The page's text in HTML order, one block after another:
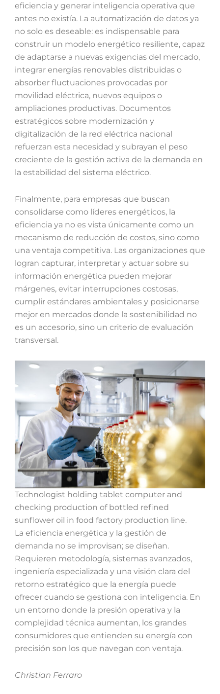
eficiencia y generar inteligencia operativa que
antes no existía. La automatización de datos ya
no solo es deseable: es indispensable para
construir un modelo energético resiliente, capaz
de adaptarse a nuevas exigencias del mercado,
integrar energías renovables distribuidas o
absorber fluctuaciones provocadas por
movilidad eléctrica, nuevos equipos o
ampliaciones productivas. Documentos
estratégicos sobre modernización y
digitalización de la red eléctrica nacional
refuerzan esta necesidad y subrayan el peso
creciente de la gestión activa de la demanda en
la estabilidad del sistema eléctrico.
Finalmente, para empresas que buscan
consolidarse como líderes energéticos, la
eficiencia ya no es vista únicamente como un
mecanismo de reducción de costos, sino como
una ventaja competitiva. Las organizaciones que
logran capturar, interpretar y actuar sobre su
información energética pueden mejorar
márgenes, evitar interrupciones costosas,
cumplir estándares ambientales y posicionarse
mejor en mercados donde la sostenibilidad no
es un accesorio, sino un criterio de evaluación
transversal.
Technologist holding tablet computer and
checking production of bottled refined
sunflower oil in food factory production line.
La eficiencia energética y la gestión de
demanda no se improvisan; se diseñan.
Requieren metodología, sistemas avanzados,
ingeniería especializada y una visión clara del
retorno estratégico que la energía puede
ofrecer cuando se gestiona con inteligencia. En
un entorno donde la presión operativa y la
complejidad técnica aumentan, los grandes
consumidores que entienden su energía con
precisión son los que navegan con ventaja.
Christian Ferraro